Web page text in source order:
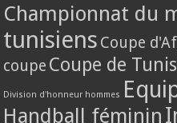
Championnat du
tunisiens Coupe
coupe Coupe de
Division d'honneur hommes
Handball féminin